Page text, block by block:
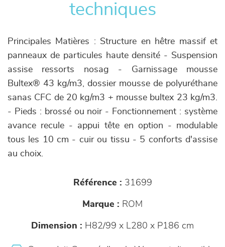
techniques
Principales Matières : Structure en hêtre massif et
panneaux de particules haute densité - Suspension
assise ressorts nosag - Garnissage mousse
Bultex® 43 kg/m3, dossier mousse de polyuréthane
sanas CFC de 20 kg/m3 + mousse bultex 23 kg/m3.
- Pieds : brossé ou noir - Fonctionnement : système
avance recule - appui tête en option - modulable
tous les 10 cm - cuir ou tissu - 5 conforts d'assise
au choix.
Référence : 31699
Marque : ROM
Dimension : H82/99 x L280 x P186 cm